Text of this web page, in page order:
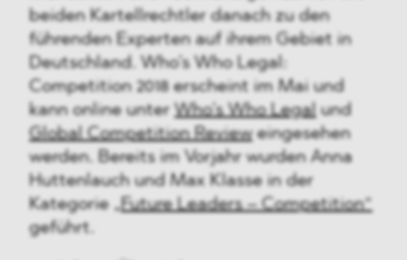
beiden Kartellrechtler danach zu den
führenden Experten auf ihrem Gebiet in
Deutschland. Who’s Who Legal:
Competition 2018 erscheint im Mai und
kann online unter Who’s Who Legal und
Global Competition Revieweingesehen
werden. Bereits im Vorjahr wurden Anna
Huttenlauch und Max Klasse in der
Kategorie „Future Leaders – Competition“
geführt.